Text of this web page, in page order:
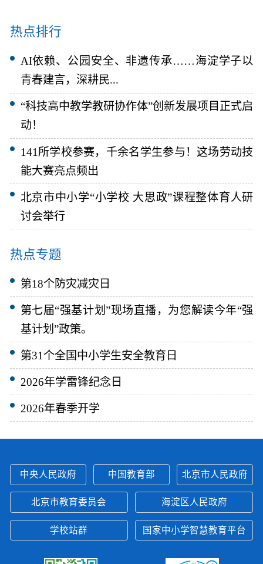
热点排行
AI依赖、公园安全、非遗传承……海淀学子以
青春建言，深耕民...
“科技高中教学教研协作体”创新发展项目正式启
动！
141所学校参赛，千余名学生参与！这场劳动技
能大赛亮点频出
北京市中小学“小学校 大思政”课程整体育人研
讨会举行
热点专题
第18个防灾减灾日
第七届“强基计划”现场直播，为您解读今年“强
基计划”政策。
第31个全国中小学生安全教育日
2026年学雷锋纪念日
2026年春季开学
中央人民政府 中国教育部 北京市人民政府
北京市教育委员会 海淀区人民政府
学校站群 国家中小学智慧教育平台